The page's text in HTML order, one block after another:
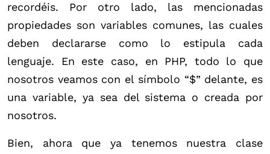
recordéis. Por otro lado, las mencionadas
propiedades son variables comunes, las cuales
deben declararse como lo estipula cada
lenguaje. En este caso, en PHP, todo lo que
nosotros veamos con el símbolo “$” delante, es
una variable, ya sea del sistema o creada por
nosotros.
Bien, ahora que ya tenemos nuestra clase